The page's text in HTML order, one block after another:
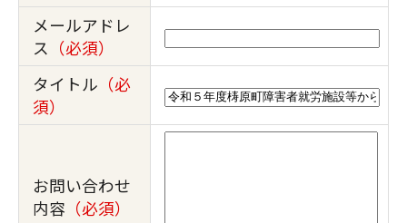
メールアドレ
ス （必須）
タイトル （必
須）
お問い合わせ
内容 （必須）